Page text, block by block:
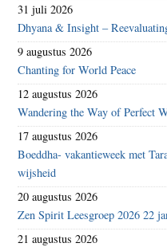
31 juli 2026
Dhyana & Insight –
9 augustus 2026
Chanting for World Peace
12 augustus 2026
Wandering the Way of Perfect
17 augustus 2026
Boeddha- vakantieweek met
wijsheid
20 augustus 2026
Zen Spirit Leesgroep 2026 22
21 augustus 2026